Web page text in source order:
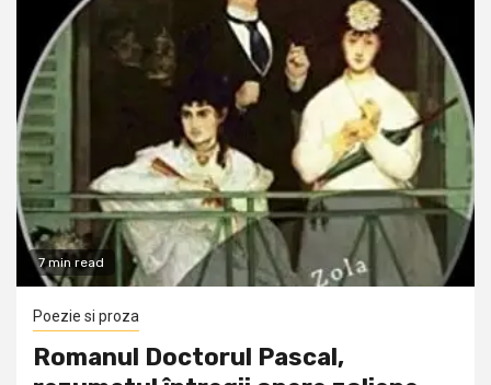
7 min read
Poezie si proza
Romanul Doctorul Pascal,